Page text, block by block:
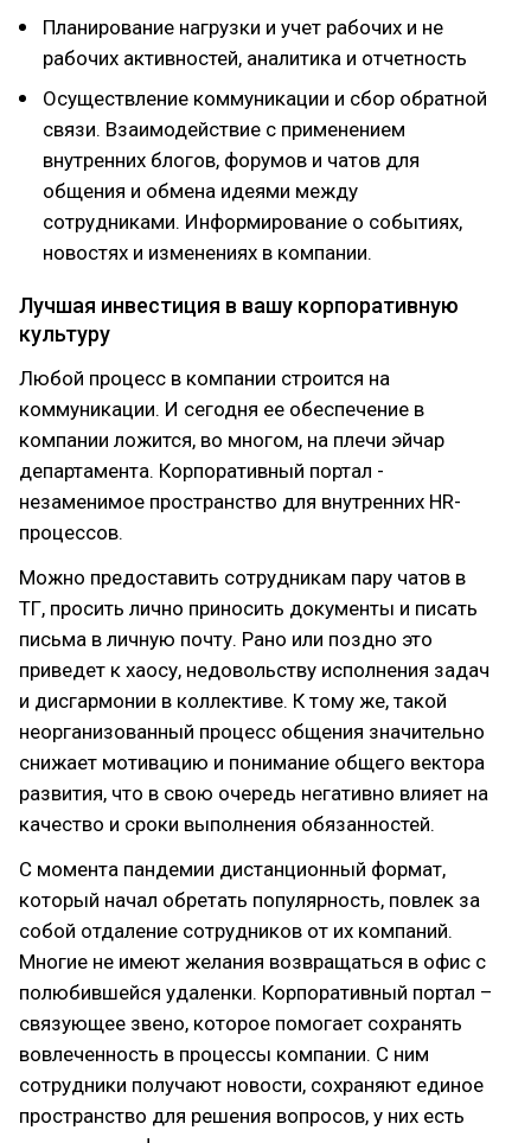
Планирование нагрузки и учет рабочих и не
рабочих активностей, аналитика и отчетность
Осуществление коммуникации и сбор обратной
связи. Взаимодействие с применением
внутренних блогов, форумов и чатов для
общения и обмена идеями между
сотрудниками. Информирование о событиях,
новостях и изменениях в компании.
Лучшая инвестиция в вашу корпоративную
культуру
Любой процесс в компании строится на
коммуникации. И сегодня ее обеспечение в
компании ложится, во многом, на плечи эйчар
департамента. Корпоративный портал -
незаменимое пространство для внутренних HR-
процессов.
Можно предоставить сотрудникам пару чатов в
ТГ, просить лично приносить документы и писать
письма в личную почту. Рано или поздно это
приведет к хаосу, недовольству исполнения задач
и дисгармонии в коллективе. К тому же, такой
неорганизованный процесс общения значительно
снижает мотивацию и понимание общего вектора
развития, что в свою очередь негативно влияет на
качество и сроки выполнения обязанностей.
С момента пандемии дистанционный формат,
который начал обретать популярность, повлек за
собой отдаление сотрудников от их компаний.
Многие не имеют желания возвращаться в офис с
полюбившейся удаленки. Корпоративный портал –
связующее звено, которое помогает сохранять
вовлеченность в процессы компании. С ним
сотрудники получают новости, сохраняют единое
пространство для решения вопросов, у них есть